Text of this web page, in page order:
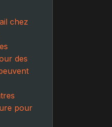
chez
des
pour